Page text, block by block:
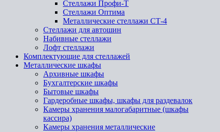
Стеллажи Профи-Т
Стеллажи Оптима
Металлические стеллажи СТ-4
Стеллажи для автошин
Набивные стеллажи
Лофт стеллажи
Комплектующие для стеллажей
Металлические шкафы
Архивные шкафы
Бухгалтерские шкафы
Бытовые шкафы
Гардеробные шкафы, шкафы для раздевалок
Камеры хранения малогабаритные (шкафы
кассира)
Камеры хранения металлические